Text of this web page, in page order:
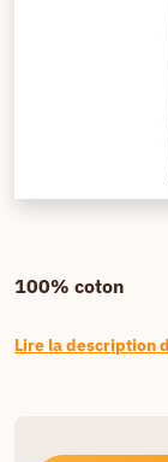
100% coton
Lire la description